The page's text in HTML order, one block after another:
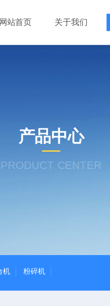
网站首页 关于我们
产品中心
PRODUCT CENTER
机 粉碎机